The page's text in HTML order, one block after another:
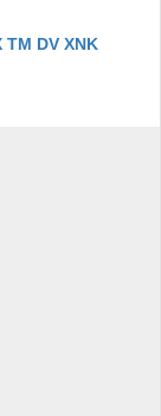
TM DV XNK